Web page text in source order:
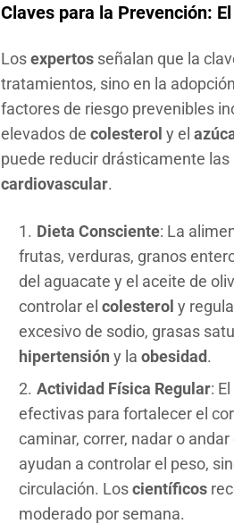
Claves para la Prevención:
Losexpertosseñalan que la
tratamientos, sino en la
factores de riesgo prevenibles
elevados de colesterol y el
puede reducir drásticamente
cardiovascular.
Dieta Consciente: La
frutas, verduras, granos
del aguacate y el aceite de
controlar el colesterol y
excesivo de sodio, grasas
hipertensión y la obesidad.
Actividad Física Regular: El
efectivas para fortalecer el
caminar, correr, nadar o
ayudan a controlar el peso,
circulación. Loscientíficos
moderado por semana.